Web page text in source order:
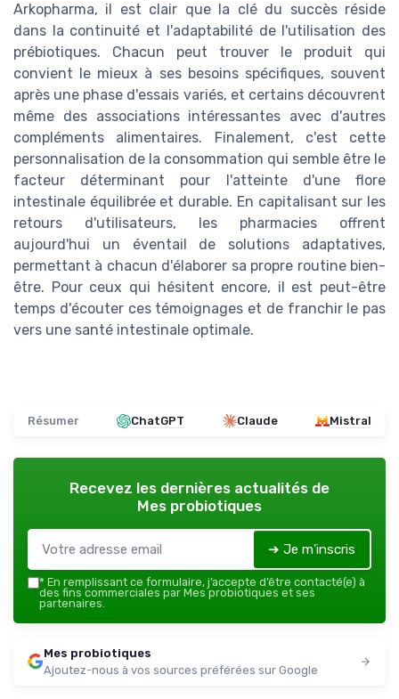
Arkopharma, il est clair que la clé du succès réside
dans la continuité et l'adaptabilité de l'utilisation des
prébiotiques. Chacun peut trouver le produit qui
convient le mieux à ses besoins spécifiques, souvent
après une phase d'essais variés, et certains découvrent
même des associations intéressantes avec d'autres
compléments alimentaires. Finalement, c'est cette
personnalisation de la consommation qui semble être le
facteur déterminant pour l'atteinte d'une flore
intestinale équilibrée et durable. En capitalisant sur les
retours d'utilisateurs, les pharmacies offrent
aujourd'hui un éventail de solutions adaptatives,
permettant à chacun d'élaborer sa propre routine bien-
être. Pour ceux qui hésitent encore, il est peut-être
temps d'écouter ces témoignages et de franchir le pas
vers une santé intestinale optimale.
Résumer ChatGPT Claude Mistral
Recevez les dernières actualités de
Mes probiotiques
➔ Je m'inscris
* En remplissant ce formulaire, j’accepte d’être contacté(e) à
des fins commerciales par Mes probiotiques et ses
partenaires.
Mes probiotiques
Ajoutez-nous à vos sources préférées sur Google